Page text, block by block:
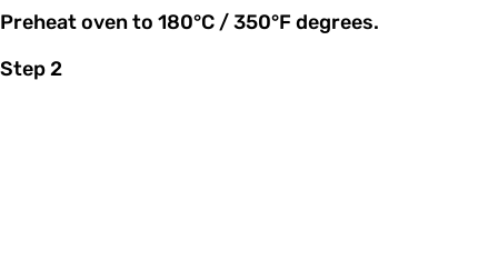
Preheat oven to 180°C / 350°F degrees.
Step 2